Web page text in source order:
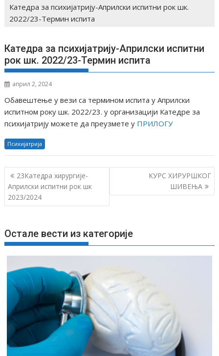
Катедра за психијатрију-Априлски испитни рок шк.
2022/23-Термин испита
Катедра за психијатрију-Априлски испитни
рок шк. 2022/23-Термин испита
април 2, 2024
Обавештење у вези са термином испита у Априлски
испитном року шк. 2022/23. у организацији Катедре за
психијатрију можете да преузмете у ПРИЛОГУ
Психијатрија
К
р
е
а
њ
л
к
23Катедра хирургије-
Априлски испитни рок шк
2023/2024
КУРС ХИРУРШКОГ
ШИВЕЊА
Остале вести из категорије